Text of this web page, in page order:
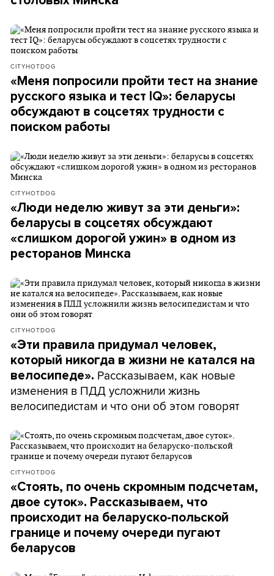
CITYHOTDOG
«Меня попросили пройти тест на знание
русского языка и тест IQ»: беларусы
обсуждают в соцсетях трудности с
поиском работы
CITYHOTDOG
«Люди неделю живут за эти деньги»:
беларусы в соцсетях обсуждают
«слишком дорогой ужин» в одном из
ресторанов Минска
CITYHOTDOG
«Эти правила придумал человек,
который никогда в жизни не катался на
велосипеде». Рассказываем, как новые
изменения в ПДД усложнили жизнь
велосипедистам и что они об этом говорят
CITYHOTDOG
«Стоять, по очень скромным подсчетам,
двое суток». Рассказываем, что
происходит на беларуско-польской
границе и почему очереди пугают
беларусов